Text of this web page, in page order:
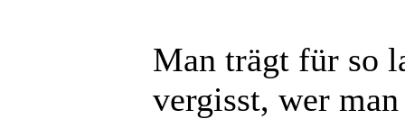
Man trägt für so
vergisst, wer